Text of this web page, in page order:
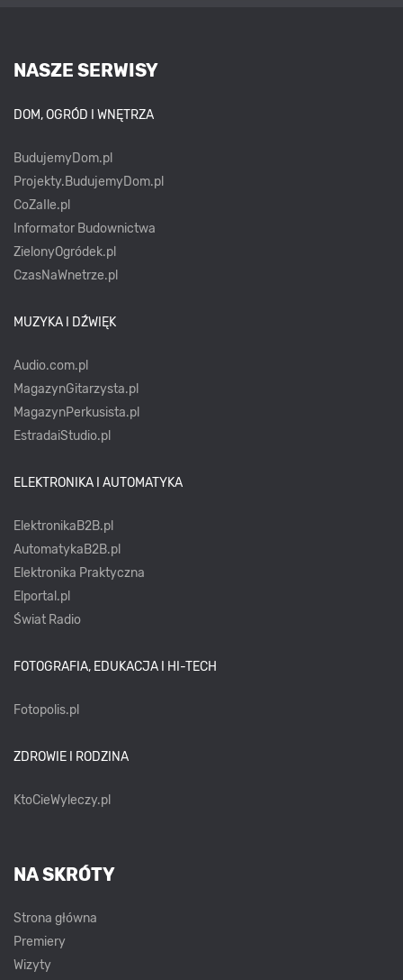
NASZE SERWISY
DOM, OGRÓD I WNĘTRZA
BudujemyDom.pl
Projekty.BudujemyDom.pl
CoZaIle.pl
Informator Budownictwa
ZielonyOgródek.pl
CzasNaWnetrze.pl
MUZYKA I DŹWIĘK
Audio.com.pl
MagazynGitarzysta.pl
MagazynPerkusista.pl
EstradaiStudio.pl
ELEKTRONIKA I AUTOMATYKA
ElektronikaB2B.pl
AutomatykaB2B.pl
Elektronika Praktyczna
Elportal.pl
Świat Radio
FOTOGRAFIA, EDUKACJA I HI-TECH
Fotopolis.pl
ZDROWIE I RODZINA
KtoCieWyleczy.pl
NA SKRÓTY
Strona główna
Premiery
Wizyty